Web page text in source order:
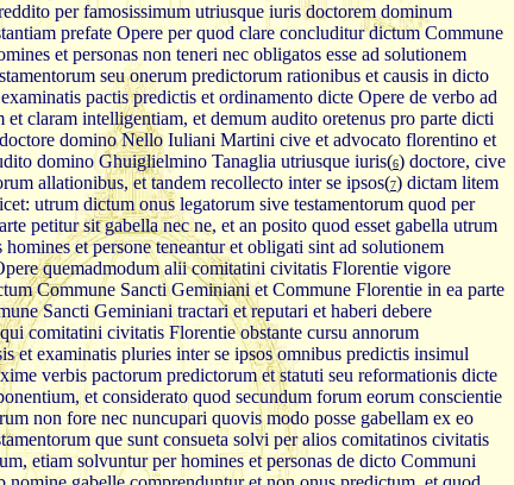
per famosissimum utriusque iuris doctorem dominum
prefate Opere per quod clare concluditur dictum Commune
et personas non teneri nec obligatos esse ad solutionem
seu onerum predictorum rationibus et causis in dicto
pactis predictis et ordinamento dicte Opere de verbo ad
et claram intelligentiam, et demum audito oretenus pro parte dicti
domino Nello Iuliani Martini cive et advocato florentino et
domino Ghuiglielmino Tanaglia utriusque iuris(6) doctore, cive
allationibus, et tandem recollecto inter se ipsos(7) dictam litem
utrum dictum onus legatorum sive testamentorum quod per
petitur sit gabella nec ne, et an posito quod esset gabella utrum
et persone teneantur et obligati sint ad solutionem
quemadmodum alii comitatini civitatis Florentie vigore
Commune Sancti Geminiani et Commune Florentie in ea parte
Sancti Geminiani tractari et reputari et haberi debere
comitatini civitatis Florentie obstante cursu annorum
et examinatis pluries inter se ipsos omnibus predictis insimul
verbis pactorum predictorum et statuti seu reformationis dicte
et considerato quod secundum forum eorum conscientie
non fore nec nuncupari quovis modo posse gabellam ex eo
que sunt consueta solvi per alios comitatinos civitatis
etiam solvuntur per homines et personas de dicto Communi